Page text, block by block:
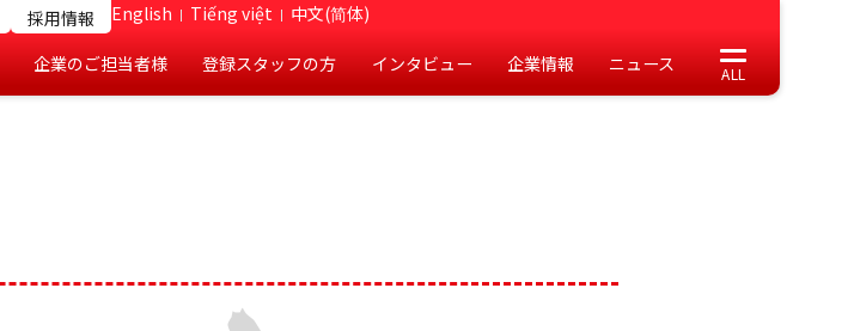
採用情報 English Tiếng việt 中文(简体)
企業のご担当者様 登録スタッフの方 インタビュー 企業情報 ニュース